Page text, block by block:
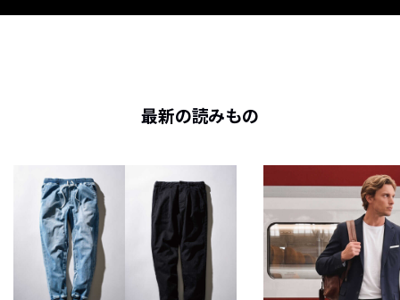
最新の読みもの